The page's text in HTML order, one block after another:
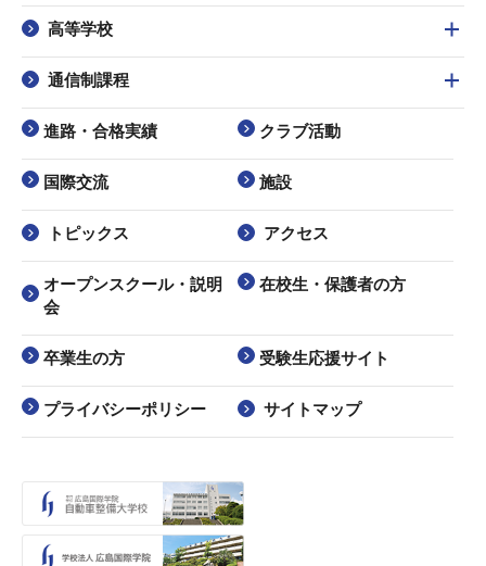
高等学校
通信制課程
進路・合格実績 クラブ活動
国際交流 施設
トピックス アクセス
オープンスクール・説明
会
在校生・保護者の方
卒業生の方 受験生応援サイト
プライバシーポリシー サイトマップ